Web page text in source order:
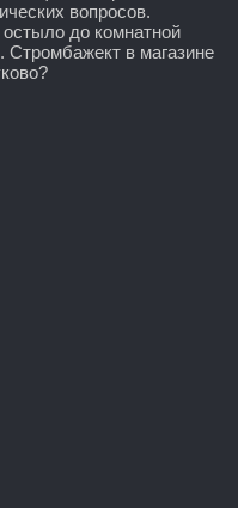
вопросов.
остыло до комнатной
Стромбажект в магазине